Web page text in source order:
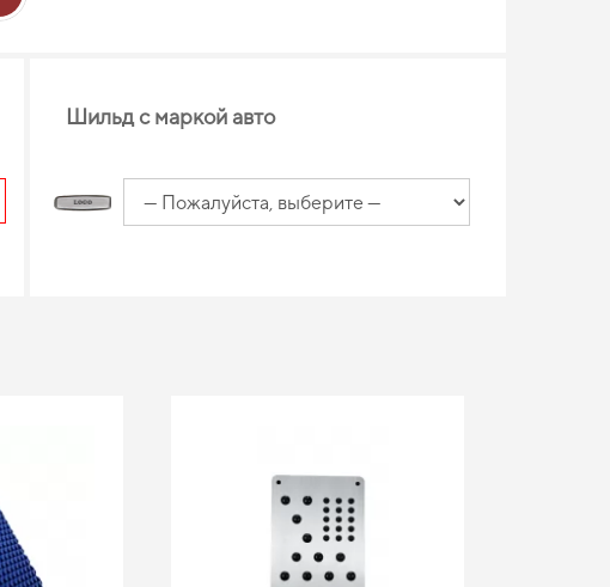
Шильд с маркой авто